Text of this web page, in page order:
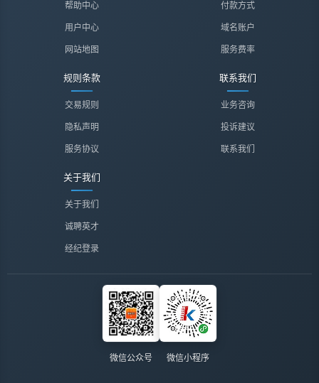
帮助中心
用户中心
网站地图
付款方式
域名账户
服务费率
规则条款
交易规则
隐私声明
服务协议
联系我们
业务咨询
投诉建议
联系我们
关于我们
关于我们
诚聘英才
经纪登录
微信公众号 微信小程序